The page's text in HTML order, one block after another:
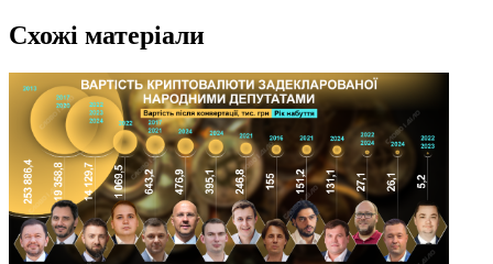
Схожі матеріали